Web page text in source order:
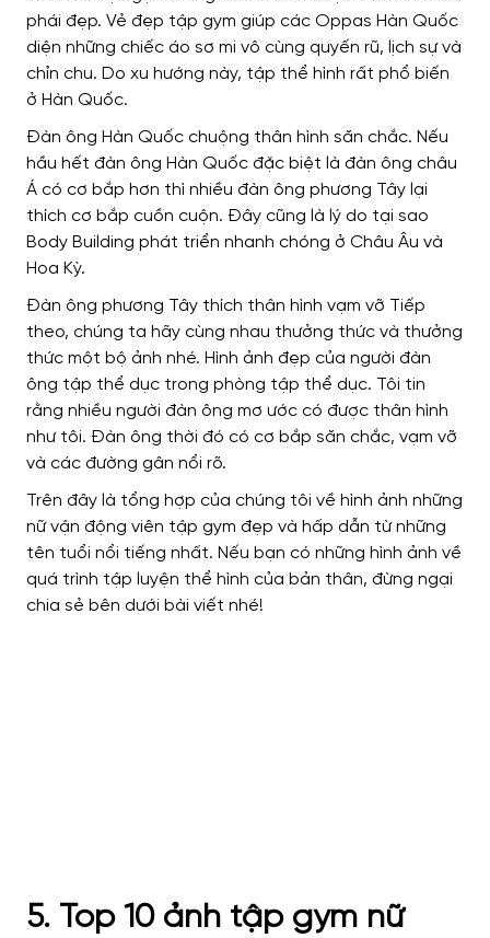
phái đẹp. Vẻ đẹp tập gym giúp các Oppas Hàn Quốc
diện những chiếc áo sơ mi vô cùng quyến rũ, lịch sự và
chỉn chu. Do xu hướng này, tập thể hình rất phổ biến
ở Hàn Quốc.
Đàn ông Hàn Quốc chuộng thân hình săn chắc. Nếu
hầu hết đàn ông Hàn Quốc đặc biệt là đàn ông châu
Á có cơ bắp hơn thì nhiều đàn ông phương Tây lại
thích cơ bắp cuồn cuộn. Đây cũng là lý do tại sao
Body Building phát triển nhanh chóng ở Châu Âu và
Hoa Kỳ.
Đàn ông phương Tây thích thân hình vạm vỡ Tiếp
theo, chúng ta hãy cùng nhau thưởng thức và thưởng
thức một bộ ảnh nhé. Hình ảnh đẹp của người đàn
ông tập thể dục trong phòng tập thể dục. Tôi tin
rằng nhiều người đàn ông mơ ước có được thân hình
như tôi. Đàn ông thời đó có cơ bắp săn chắc, vạm vỡ
và các đường gân nổi rõ.
Trên đây là tổng hợp của chúng tôi về hình ảnh những
nữ vận động viên tập gym đẹp và hấp dẫn từ những
tên tuổi nổi tiếng nhất. Nếu bạn có những hình ảnh về
quá trình tập luyện thể hình của bản thân, đừng ngại
chia sẻ bên dưới bài viết nhé!
5. Top 10 ảnh tập gym nữ